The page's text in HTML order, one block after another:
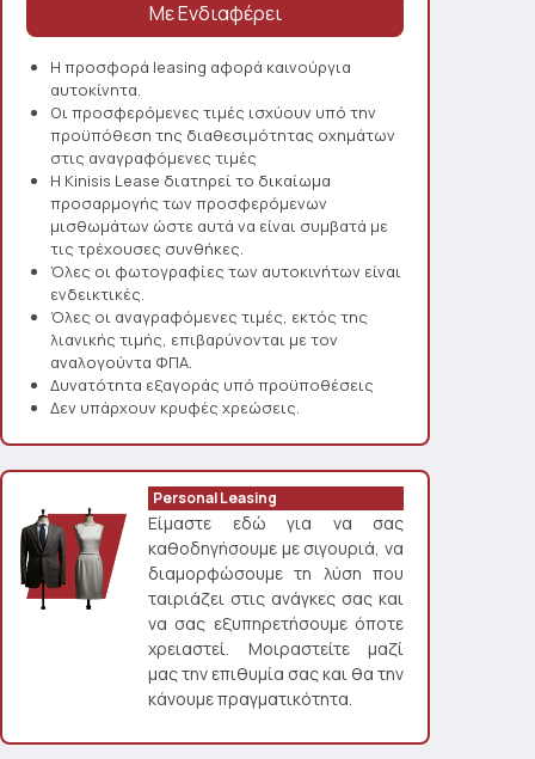
Η προσφορά leasing αφορά καινούργια
αυτοκίνητα.
Οι προσφερόμενες τιμές ισχύουν υπό την
προϋπόθεση της διαθεσιμότητας οχημάτων
στις αναγραφόμενες τιμές
Η Kinisis Lease διατηρεί το δικαίωμα
προσαρμογής των προσφερόμενων
μισθωμάτων ώστε αυτά να είναι συμβατά με
τις τρέχουσες συνθήκες.
Όλες οι φωτογραφίες των αυτοκινήτων είναι
ενδεικτικές.
Όλες οι αναγραφόμενες τιμές, εκτός της
λιανικής τιμής, επιβαρύνονται με τον
αναλογούντα ΦΠΑ.
Δυνατότητα εξαγοράς υπό προϋποθέσεις
Δεν υπάρχουν κρυφές χρεώσεις.
Personal Leasing
Είμαστε εδώ για να σας
καθοδηγήσουμε με σιγουριά, να
διαμορφώσουμε τη λύση που
ταιριάζει στις ανάγκες σας και
να σας εξυπηρετήσουμε όποτε
χρειαστεί. Μοιραστείτε μαζί
μας την επιθυμία σας και θα την
κάνουμε πραγματικότητα.